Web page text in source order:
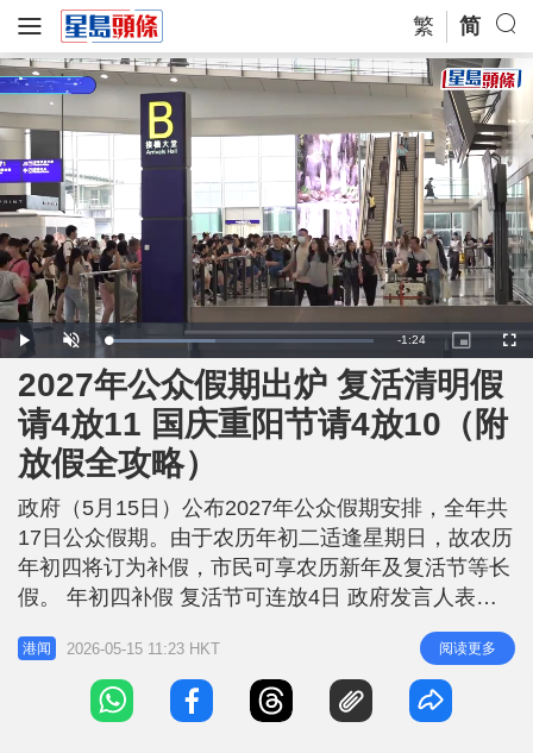
繁 简
P
l
y
U
n
u
t
L
o
d
e
d
:
4
0
.
7
2
R
e
n
n
-1:24
P
i
c
t
r
e
-
t
r
e
F
u
2027年公众假期出炉 复活清明假
请4放11 国庆重阳节请4放10（附
放假全攻略）
政府（5月15日）公布2027年公众假期安排，全年共
17日公众假期。由于农历年初二适逢星期日，故农历
年初四将订为补假，市民可享农历新年及复活节等长
假。 年初四补假 复活节可连放4日 政府发言人表
示，2027年的农历年初二为星期日，因此将农历年初
四订为补假。根据假期列表，劳动节及圣诞节均在星
期六，而农历新年及复活节则可连放长假。 2027年
公众假期一览： 节日 日期 日子 一月一日 1月1日 星
港闻 2026-05-15 11:23 HKT 阅读更多